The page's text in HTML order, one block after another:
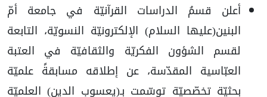
أعلن قسمُ الدراسات القرآنيّة في جامعة أمّ
البنين(عليها السلام) الإلكترونيّة النسويّة، التابعة
لقسم الشؤون الفكريّة والثقافيّة في العتبة
العبّاسية المقدّسة، عن إطلاقه مسابقةً علميّة
بحثيّة تخصّصيّة توسّمت بـ(يعسوب الدين) العلميّة